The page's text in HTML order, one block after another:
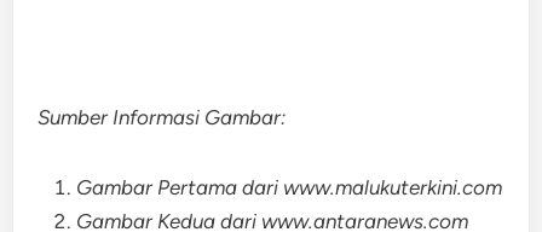
Sumber Informasi Gambar:
Gambar Pertama dari www.malukuterkini.com
Gambar Kedua dari www.antaranews.com